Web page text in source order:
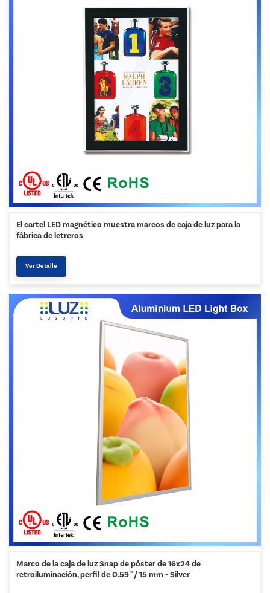
El cartel LED magnético muestra marcos de caja de luz para la
fábrica de letreros
Ver Detalle
Marco de la caja de luz Snap de póster de 16x24 de
retroiluminación, perfil de 0.59 " / 15 mm - Silver